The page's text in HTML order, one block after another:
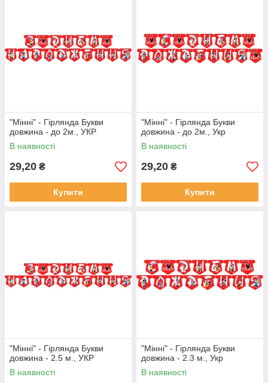
"Мінні" - Гірлянда Букви
довжина - до 2м., УКР
В наявності
29,20 ₴
Купити
"Мінні" - Гірлянда Букви
довжина - до 2м., Укр
В наявності
29,20 ₴
Купити
"Мінні" - Гірлянда Букви
довжина - 2.5 м., УКР
В наявності
"Мінні" - Гірлянда Букви
довжина - 2.3 м., Укр
В наявності